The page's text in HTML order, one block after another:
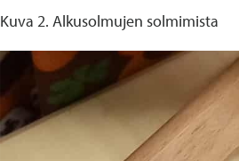
Kuva 2. Alkusolmujen solmimista